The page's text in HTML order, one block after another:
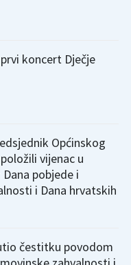
koncert Dječje
Općinskog
vijenac u
pobjede i
i Dana hrvatskih
čestitku povodom